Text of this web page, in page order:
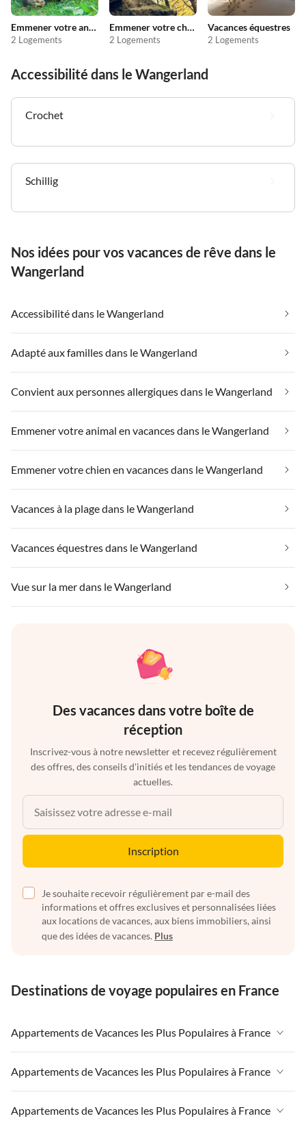
Emmener votre animal en vacances
2 Logements
Emmener votre chien en vacances
2 Logements
Vacances équestres
2 Logements
Accessibilité dans le Wangerland
Crochet
Schillig
Nos idées pour vos vacances de rêve dans le
Wangerland
Accessibilité dans le Wangerland
Adapté aux familles dans le Wangerland
Convient aux personnes allergiques dans le Wangerland
Emmener votre animal en vacances dans le Wangerland
Emmener votre chien en vacances dans le Wangerland
Vacances à la plage dans le Wangerland
Vacances équestres dans le Wangerland
Vue sur la mer dans le Wangerland
Des vacances dans votre boîte de
réception
Inscrivez-vous à notre newsletter et recevez régulièrement
des offres, des conseils d'initiés et les tendances de voyage
actuelles.
Inscription
Je souhaite recevoir régulièrement par e-mail des
informations et offres exclusives et personnalisées liées
aux locations de vacances, aux biens immobiliers, ainsi
que des idées de vacances. Plus
Destinations de voyage populaires en France
Appartements de Vacances les Plus Populaires à France
Appartements de Vacances à France
Appartements de Vacances à Paris-Ile de France
Appartements de Vacances à Paris
Appartements de Vacances les Plus Populaires à France
Appartements de Vacances à France
Appartements de Vacances les Plus Populaires à France